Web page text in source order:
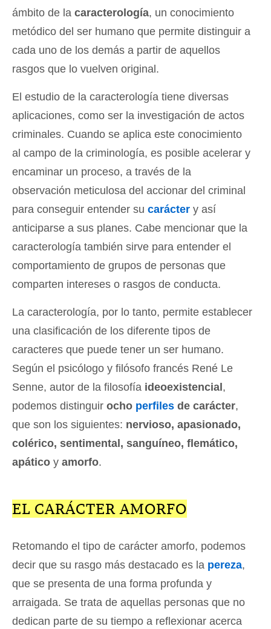
ámbito de la caracterología, un conocimiento
metódico del ser humano que permite distinguir a
cada uno de los demás a partir de aquellos
rasgos que lo vuelven original.
El estudio de la caracterología tiene diversas
aplicaciones, como ser la investigación de actos
criminales. Cuando se aplica este conocimiento
al campo de la criminología, es posible acelerar y
encaminar un proceso, a través de la
observación meticulosa del accionar del criminal
para conseguir entender su carácter y así
anticiparse a sus planes. Cabe mencionar que la
caracterología también sirve para entender el
comportamiento de grupos de personas que
comparten intereses o rasgos de conducta.
La caracterología, por lo tanto, permite establecer
una clasificación de los diferente tipos de
caracteres que puede tener un ser humano.
Según el psicólogo y filósofo francés René Le
Senne, autor de la filosofía ideoexistencial,
podemos distinguir ocho perfiles de carácter,
que son los siguientes: nervioso, apasionado,
colérico, sentimental, sanguíneo, flemático,
apático y amorfo.
EL CARÁCTER AMORFO
Retomando el tipo de carácter amorfo, podemos
decir que su rasgo más destacado es la pereza,
que se presenta de una forma profunda y
arraigada. Se trata de aquellas personas que no
dedican parte de su tiempo a reflexionar acerca